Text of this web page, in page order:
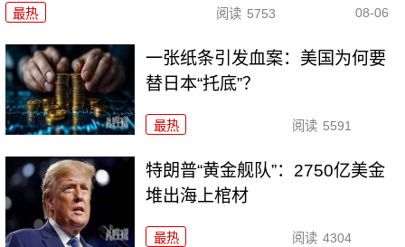
最热 阅读 5753 08-06
一张纸条引发血案：美国为何要
替日本“托底”？
最热 阅读 5591
特朗普“黄金舰队”：2750亿美金
堆出海上棺材
最热 阅读 4304